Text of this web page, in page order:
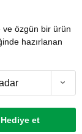
ve özgün bir ürün
hazırlanan
Hediye et